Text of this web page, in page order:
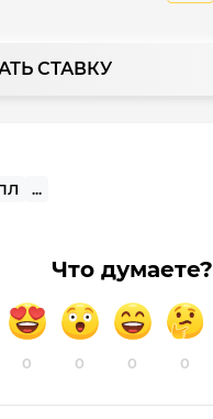
СТАВКУ
...
Что думаете?
0 0 0 0